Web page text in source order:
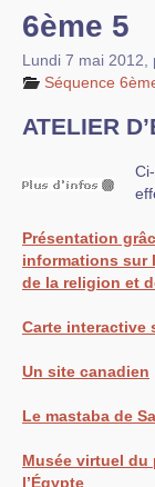
6ème 5
Lundi 7 mai 2012
Séquence
ATELIER
Présentation
informations sur
de la religion et
Carte interactive
Un site canadien
Le mastaba de
Musée virtuel du
l’Égypte